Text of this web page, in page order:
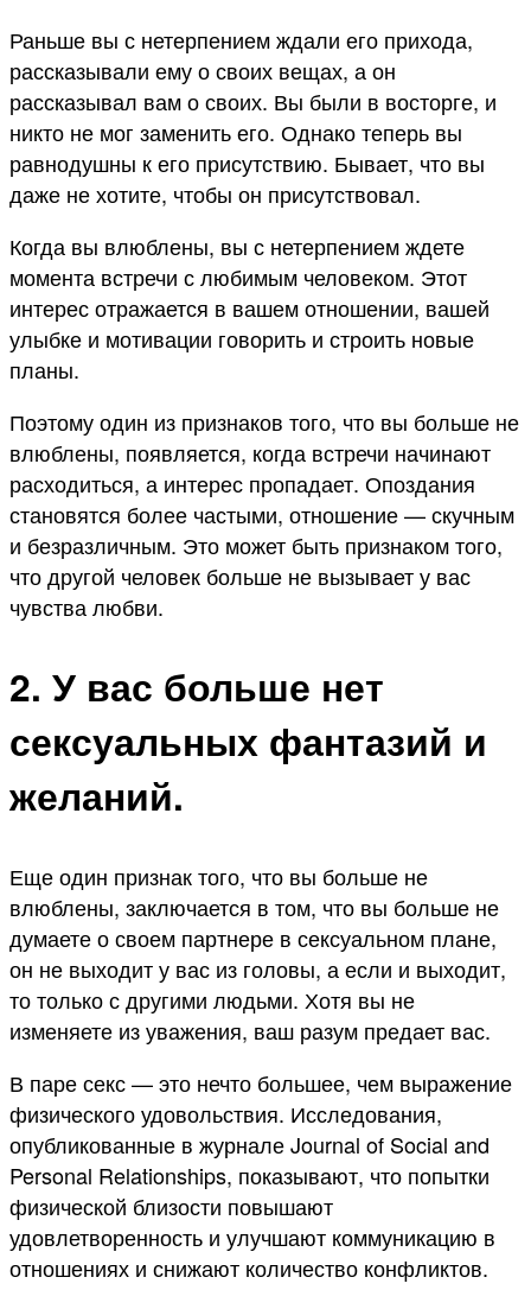
Раньше вы с нетерпением ждали его прихода,
рассказывали ему о своих вещах, а он
рассказывал вам о своих. Вы были в восторге, и
никто не мог заменить его. Однако теперь вы
равнодушны к его присутствию. Бывает, что вы
даже не хотите, чтобы он присутствовал.
Когда вы влюблены, вы с нетерпением ждете
момента встречи с любимым человеком. Этот
интерес отражается в вашем отношении, вашей
улыбке и мотивации говорить и строить новые
планы.
Поэтому один из признаков того, что вы больше не
влюблены, появляется, когда встречи начинают
расходиться, а интерес пропадает. Опоздания
становятся более частыми, отношение — скучным
и безразличным. Это может быть признаком того,
что другой человек больше не вызывает у вас
чувства любви.
2. У вас больше нет
сексуальных фантазий и
желаний.
Еще один признак того, что вы больше не
влюблены, заключается в том, что вы больше не
думаете о своем партнере в сексуальном плане,
он не выходит у вас из головы, а если и выходит,
то только с другими людьми. Хотя вы не
изменяете из уважения, ваш разум предает вас.
В паре секс — это нечто большее, чем выражение
физического удовольствия. Исследования,
опубликованные в журнале Journal of Social and
Personal Relationships, показывают, что попытки
физической близости повышают
удовлетворенность и улучшают коммуникацию в
отношениях и снижают количество конфликтов.